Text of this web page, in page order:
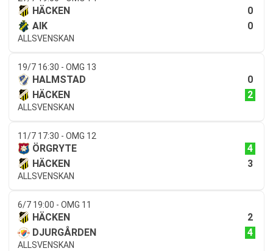
HÄCKEN
0
AIK
0
ALLSVENSKAN
19/7 16:30 - OMG 13
HALMSTAD
0
HÄCKEN
2
ALLSVENSKAN
11/7 17:30 - OMG 12
ÖRGRYTE
4
HÄCKEN
3
ALLSVENSKAN
6/7 19:00 - OMG 11
HÄCKEN
2
DJURGÅRDEN
4
ALLSVENSKAN